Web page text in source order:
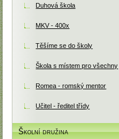
Duhová škola
MKV - 400x
Těšíme se do školy
Škola s místem pro všechny
Romea - romský mentor
Učitel - ředitel třídy
Školní družina